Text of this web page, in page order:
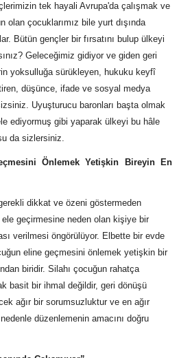
tek hayali Avrupa'da çalışmak ve
olan çocuklarımız bile yurt dışında
Bütün gençler bir fırsatını bulup ülkeyi
Geleceğimiz gidiyor ve giden geri
yoksulluğa sürükleyen, hukuku keyfî
düşünce, ifade ve sosyal medya
Uyuşturucu baronları başta olmak
ediyormuş gibi yaparak ülkeyi bu hâle
da sizlersiniz.
Önlemek Yetişkin Bireyin En
dikkat ve özeni göstermeden
geçirmesine neden olan kişiye bir
verilmesi öngörülüyor. Elbette bir evde
eline geçmesini önlemek yetişkin bir
biridir. Silahı çocuğun rahatça
basit bir ihmal değildir, geri dönüşü
ağır bir sorumsuzluktur ve en ağır
düzenlemenin amacını doğru